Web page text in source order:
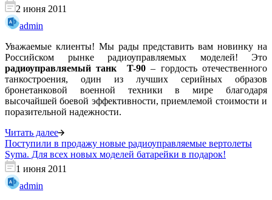
2 июня 2011
admin
Уважаемые клиенты! Мы рады представить вам новинку на
Российском рынке радиоуправляемых моделей! Это
радиоуправляемый танк T-90 – гордость отечественного
танкостроения, один из лучших серийных образов
бронетанковой военной техники в мире благодаря
высочайшей боевой эффективности, приемлемой стоимости и
поразительной надежности.
Читать далее
Поступили в продажу новые радиоуправляемые вертолеты
Syma. Для всех новых моделей батарейки в подарок!
1 июня 2011
admin